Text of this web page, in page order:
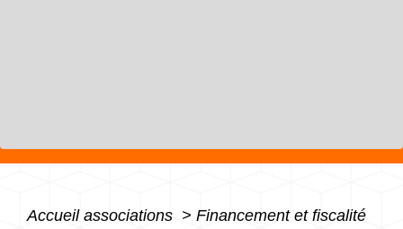
Accueil associations > Financement et fiscalité